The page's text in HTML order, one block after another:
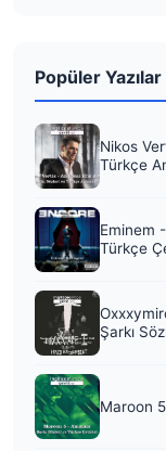
Popüler Yazılar
Nikos
Türkçe
Eminem
Türkçe
Şarkı
Maroon